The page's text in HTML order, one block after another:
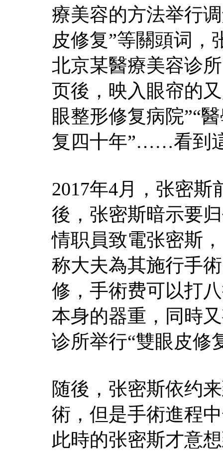
療美容的方法举行
皮修复”等關頭词，
北京某醫療美容诊
页後，映入眼帘的
眼整形修复病院”“
复四十年”……看到
2017年4月，张密
後，张密斯暗示要
情职員致電张密斯
称大夫為其施行手
修，手術费可以打
本身的器重，同時
诊所举行“雙眼皮修
随後，张密斯依约
術，但是手術進程
此時的张密斯才意